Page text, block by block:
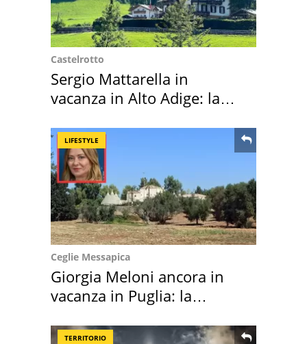
Castelrotto
Sergio Mattarella in
vacanza in Alto Adige: la
LIFESTYLE
Ceglie Messapica
Giorgia Meloni ancora in
vacanza in Puglia: la
TERRITORIO